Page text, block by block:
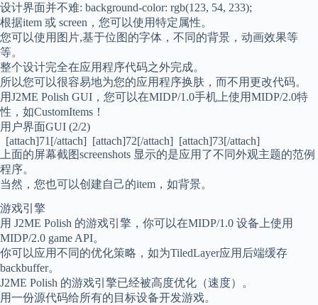
设计界面并不难: background-color: rgb(123, 54, 233);
根据item 或 screen，您可以使用特定属性。
您可以使用图片,基于位图的字体，不同的背景，动画效果等
等。
整个设计完全在应用程序代码之外完成。
所以您可以很容易地为您的应用程序换肤，而不用更改代码。
用J2ME Polish GUI，您可以在MIDP/1.0手机上使用MIDP/2.0特
性，如CustomItems！
用户界面GUI (2/2)
[attach]71[/attach] [attach]72[/attach] [attach]73[/attach]
上面的屏幕截图screenshots 显示的是应用了不同外观主题的范例
程序。
当然，您也可以创建自己的item，如背景。
游戏引擎
用 J2ME Polish 的游戏引擎，你可以在MIDP/1.0 设备上使用
MIDP/2.0 game API。
你可以应用不同的优化策略，如为TiledLayer应用后端缓存
backbuffer。
J2ME Polish 的游戏引擎已经被高度优化（速度）。
用一份源代码给所有的目标设备开发游戏。